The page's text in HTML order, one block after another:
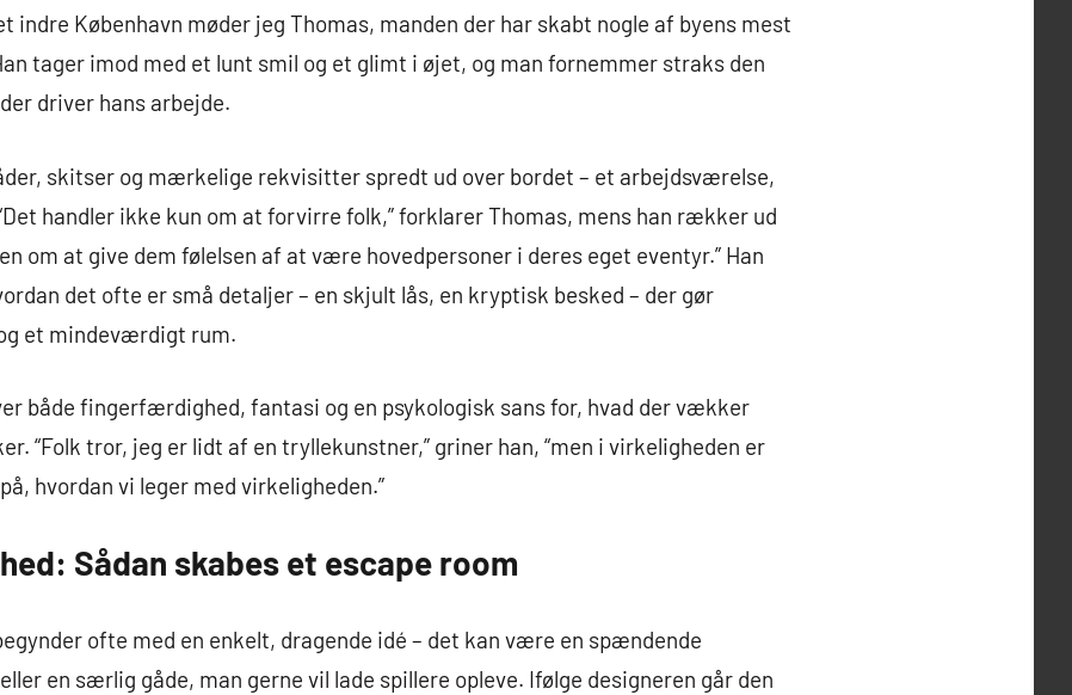
indre København møder jeg Thomas, manden der har skabt nogle af byens mest
tager imod med et lunt smil og et glimt i øjet, og man fornemmer straks den
driver hans arbejde.
skitser og mærkelige rekvisitter spredt ud over bordet – et arbejdsværelse,
handler ikke kun om at forvirre folk,” forklarer Thomas, mens han rækker ud
om at give dem følelsen af at være hovedpersoner i deres eget eventyr.” Han
det ofte er små detaljer – en skjult lås, en kryptisk besked – der gør
et mindeværdigt rum.
både fingerfærdighed, fantasi og en psykologisk sans for, hvad der vækker
“Folk tror, jeg er lidt af en tryllekunstner,” griner han, “men i virkeligheden er
hvordan vi leger med virkeligheden.”
Sådan skabes et escape room
ofte med en enkelt, dragende idé – det kan være en spændende
en særlig gåde, man gerne vil lade spillere opleve. Ifølge designeren går den